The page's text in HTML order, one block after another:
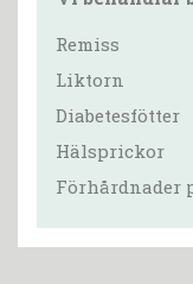
Remiss
Liktorn
Diabetesfötter
Hälsprickor
Förhårdnader